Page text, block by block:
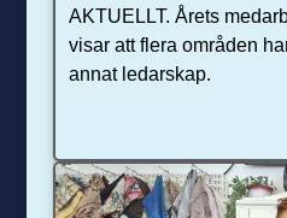
AKTUELLT. Årets
visar att flera områden
annat ledarskap.